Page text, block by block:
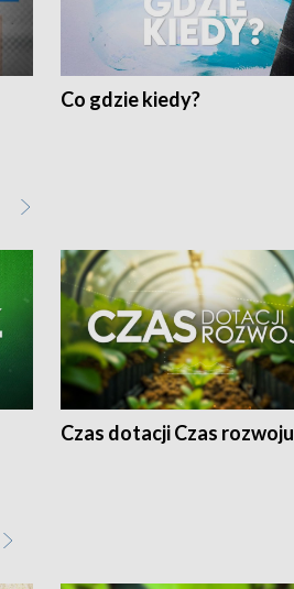
Co gdzie kiedy?
Czas dotacji Czas rozwoju